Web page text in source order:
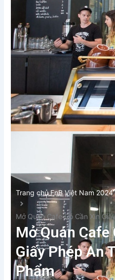
Trang chủ FnB Việt Nam 2024
Mở Quán Cafe Có Cần Xin
Mở Quán Cafe
Giấy Phép An
Phẩm